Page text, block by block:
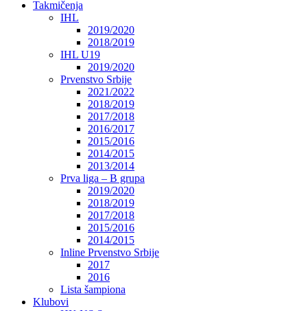
Takmičenja
IHL
2019/2020
2018/2019
IHL U19
2019/2020
Prvenstvo Srbije
2021/2022
2018/2019
2017/2018
2016/2017
2015/2016
2014/2015
2013/2014
Prva liga – B grupa
2019/2020
2018/2019
2017/2018
2015/2016
2014/2015
Inline Prvenstvo Srbije
2017
2016
Lista šampiona
Klubovi